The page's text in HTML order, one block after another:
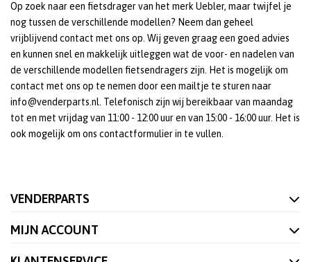
Op zoek naar een fietsdrager van het merk Uebler, maar twijfel je
nog tussen de verschillende modellen? Neem dan geheel
vrijblijvend contact met ons op. Wij geven graag een goed advies
en kunnen snel en makkelijk uitleggen wat de voor- en nadelen van
de verschillende modellen fietsendragers zijn. Het is mogelijk om
contact met ons op te nemen door een mailtje te sturen naar
info@venderparts.nl. Telefonisch zijn wij bereikbaar van maandag
tot en met vrijdag van 11:00 - 12:00 uur en van 15:00 - 16:00 uur. Het is
ook mogelijk om ons contactformulier in te vullen.
VENDERPARTS
MIJN ACCOUNT